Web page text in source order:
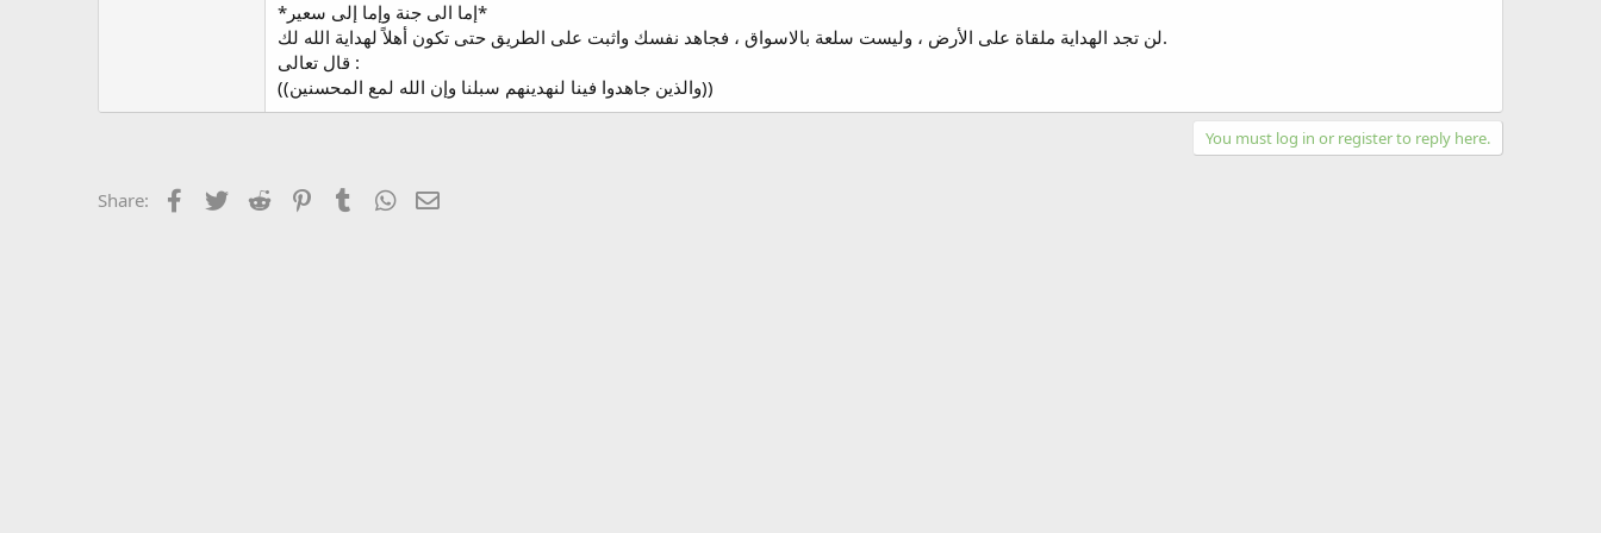
*إما الى جنة وإما إلى سعير*
لن تجد الهداية ملقاة على الأرض ، وليست سلعة بالاسواق ، فجاهد نفسك واثبت على الطريق حتى تكون أهلاً لهداية الله لك.
قال تعالى :
((والذين جاهدوا فينا لنهدينهم سبلنا وإن الله لمع المحسنين))
You must log in or register to reply here.
Share: Facebook
Twitter Reddit PinterestTumblrWhatsApp